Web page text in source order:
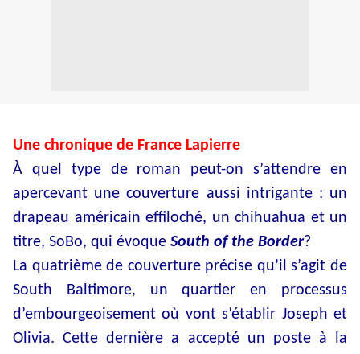
Une chronique de France Lapierre
À quel type de roman peut-on s’attendre en
apercevant une couverture aussi intrigante : un
drapeau américain effiloché, un chihuahua et un
titre, SoBo, qui évoque South of the Border?
La quatrième de couverture précise qu’il s’agit de
South Baltimore, un quartier en processus
d’embourgeoisement où vont s’établir Joseph et
Olivia. Cette dernière a accepté un poste à la